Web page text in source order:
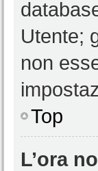
Utente;
non
Top
L’ora